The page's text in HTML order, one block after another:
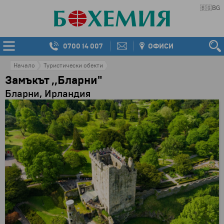
🇧🇬BG
0700 14 007 ОФИСИ
Начало Туристически обекти
Замъкът ,,Бларни"
Бларни, Ирландия